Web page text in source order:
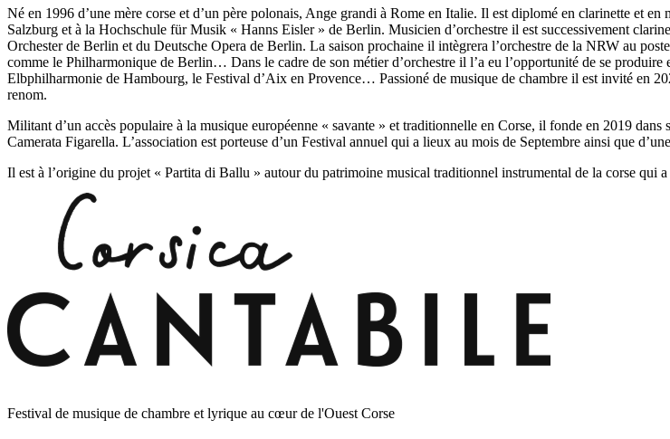
Né en 1996 d’une mère corse et d’un père polonais, Ange grandi à Rome en Italie. Il est diplomé en clarinette et
Salzburg et à la Hochschule für Musik « Hanns Eisler » de Berlin. Musicien d’orchestre il est successivement
Orchester de Berlin et du Deutsche Opera de Berlin. La saison prochaine il intègrera l’orchestre de la NRW au
comme le Philharmonique de Berlin… Dans le cadre de son métier d’orchestre il l’a eu l’opportunité de se
Elbphilharmonie de Hambourg, le Festival d’Aix en Provence… Passioné de musique de chambre il est invité en
renom.
Militant d’un accès populaire à la musique européenne « savante » et traditionnelle en Corse, il fonde en 2019
Camerata Figarella. L’association est porteuse d’un Festival annuel qui a lieux au mois de Septembre ainsi que
Il est à l’origine du projet « Partita di Ballu » autour du patrimoine musical traditionnel instrumental de la corse
Festival de musique de chambre et lyrique au cœur de l'Ouest Corse